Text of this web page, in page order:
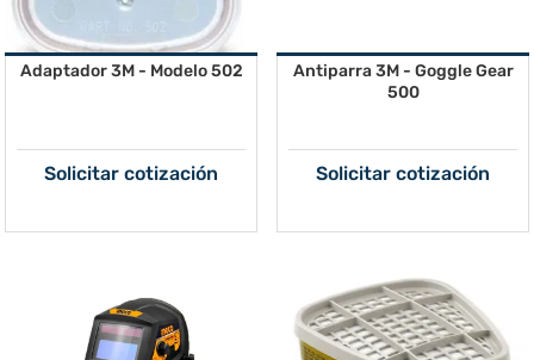
Adaptador 3M - Modelo 502
Solicitar cotización
Antiparra 3M - Goggle Gear
500
Solicitar cotización